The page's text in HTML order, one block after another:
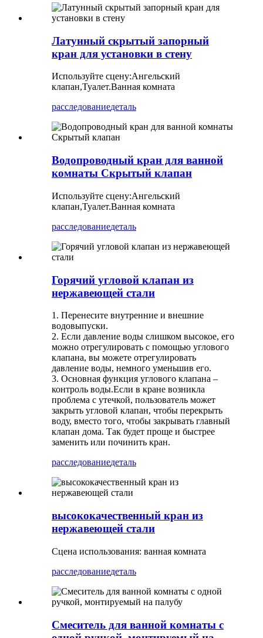
Латунный скрытый запорный
кран для установки в стену
Используйте сцену:Ангельский
клапан,Туалет.Ванная комната
расследованиедеталь
Водопроводный кран для ванной
комнаты Скрытый клапан
Используйте сцену:Ангельский
клапан,Туалет.Ванная комната
расследованиедеталь
Горячий угловой клапан из
нержавеющей стали
1. Перенесите внутренние и внешние
водовыпуски.
2. Если давление воды слишком высокое, его
можно отрегулировать с помощью углового
клапана, вы можете отрегулировать
давление воды, немного уменьшив его.
3. Основная функция углового клапана –
контроль воды.Если в кране возникла
проблема с утечкой, пользователь может
закрыть угловой клапан, чтобы перекрыть
воду, вместо того, чтобы закрывать главный
клапан дома. Так будет проще и быстрее
заменить или починить кран.
расследованиедеталь
высококачественный кран из
нержавеющей стали
Сцена использования: ванная комната
расследованиедеталь
Смеситель для ванной комнаты с